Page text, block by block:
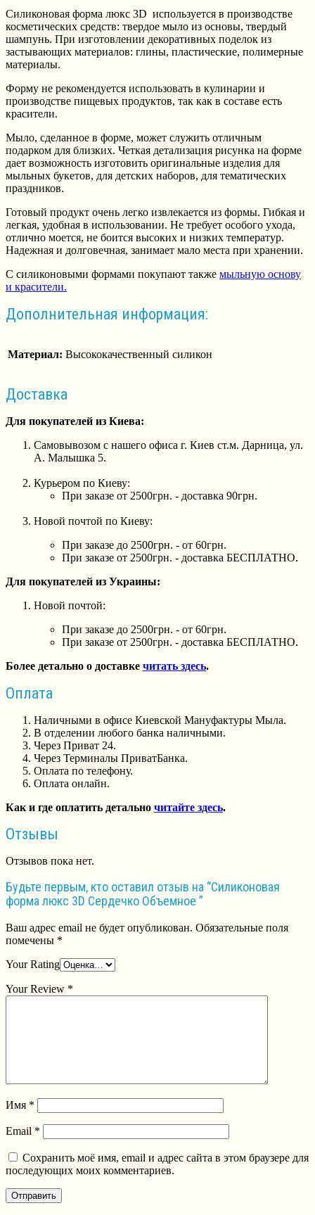
Силиконовая форма люкс 3D используется в производстве
косметических средств: твердое мыло из основы, твердый
шампунь. При изготовлении декоративных поделок из
застывающих материалов: глины, пластические, полимерные
материалы.
Форму не рекомендуется использовать в кулинарии и
производстве пищевых продуктов, так как в составе есть
красители.
Мыло, сделанное в форме, может служить отличным
подарком для близких. Четкая детализация рисунка на форме
дает возможность изготовить оригинальные изделия для
мыльных букетов, для детских наборов, для тематических
праздников.
Готовый продукт очень легко извлекается из формы. Гибкая и
легкая, удобная в использовании. Не требует особого ухода,
отлично моется, не боится высоких и низких температур.
Надежная и долговечная, занимает мало места при хранении.
С силиконовыми формами покупают также мыльную основу
и красители.
Дополнительная информация:
Материал: Высококачественный силикон
Доставка
Для покупателей из Киева:
Самовывозом с нашего офиса г. Киев ст.м. Дарница, ул.
А. Малышка 5.
Курьером по Киеву:
При заказе от 2500грн. - доставка 90грн.
Новой почтой по Киеву:
При заказе до 2500грн. - от 60грн.
При заказе от 2500грн. - доставка БЕСПЛАТНО.
Для покупателей из Украины:
Новой почтой:
При заказе до 2500грн. - от 60грн.
При заказе от 2500грн. - доставка БЕСПЛАТНО.
Более детально о доставке читать здесь.
Оплата
Наличными в офисе Киевской Мануфактуры Мыла.
В отделении любого банка наличными.
Через Приват 24.
Через Терминалы ПриватБанка.
Оплата по телефону.
Оплата онлайн.
Как и где оплатить детально читайте здесь.
Отзывы
Отзывов пока нет.
Будьте первым, кто оставил отзыв на “Силиконовая
форма люкс 3D Сердечко Объемное ”
Ваш адрес email не будет опубликован. Обязательные поля
помечены *
Your Rating
Your Review *
Имя *
Email *
Сохранить моё имя, email и адрес сайта в этом браузере для
последующих моих комментариев.